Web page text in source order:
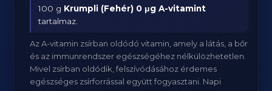
100 g Krumpli (Fehér) 0 μg A-vitamint
tartalmaz.
Az A-vitamin zsírban oldódó vitamin, amely a látás, a bőr
és az immunrendszer egészségéhez nélkülözhetetlen.
Mivel zsírban oldódik, felszívódásához érdemes
egészséges zsírforrással együtt fogyasztani. Napi